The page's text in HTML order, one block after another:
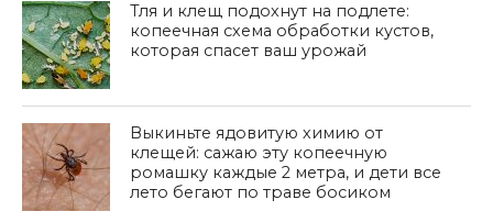
Тля и клещ подохнут на подлете:
копеечная схема обработки кустов,
которая спасет ваш урожай
Выкиньте ядовитую химию от
клещей: сажаю эту копеечную
ромашку каждые 2 метра, и дети все
лето бегают по траве босиком